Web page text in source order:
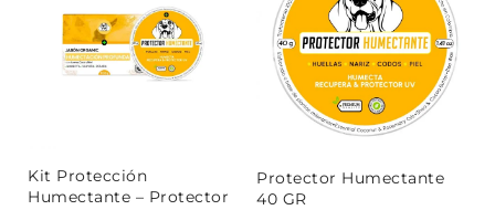
Kit Protección
Humectante – Protector
Protector Humectante
40 GR